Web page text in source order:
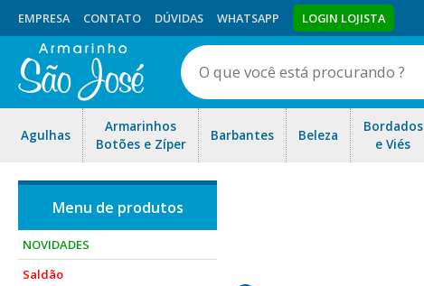
EMPRESA CONTATO DÚVIDAS WHATSAPP LOGIN LOJISTA
Agulhas
Armarinhos
Botões e Zíper
Barbantes Beleza
Bordados
e Viés
NOVIDADES
Saldão